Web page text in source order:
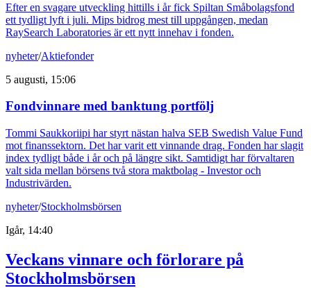
Efter en svagare utveckling hittills i år fick Spiltan Småbolagsfond
ett tydligt lyft i juli. Mips bidrog mest till uppgången, medan
RaySearch Laboratories är ett nytt innehav i fonden.
nyheter/Aktiefonder
5 augusti, 15:06
Fondvinnare med banktung portfölj
Tommi Saukkoriipi har styrt nästan halva SEB Swedish Value Fund
mot finanssektorn. Det har varit ett vinnande drag. Fonden har slagit
index tydligt både i år och på längre sikt. Samtidigt har förvaltaren
valt sida mellan börsens två stora maktbolag - Investor och
Industrivärden.
nyheter/Stockholmsbörsen
Igår, 14:40
Veckans vinnare och förlorare på
Stockholmsbörsen